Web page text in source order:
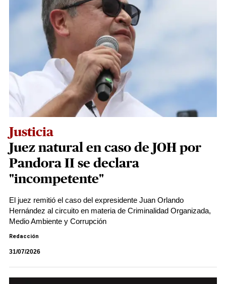
Justicia
Juez natural en caso de JOH por
Pandora II se declara
"incompetente"
El juez remitió el caso del expresidente Juan Orlando
Hernández al circuito en materia de Criminalidad Organizada,
Medio Ambiente y Corrupción
Redacción
31/07/2026